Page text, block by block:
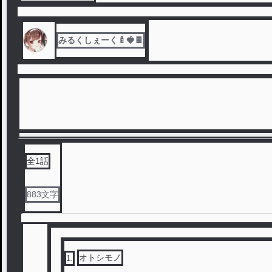
みるくしぇーく🍼🍓🍫
全1話
883文字
1 オトシモノ